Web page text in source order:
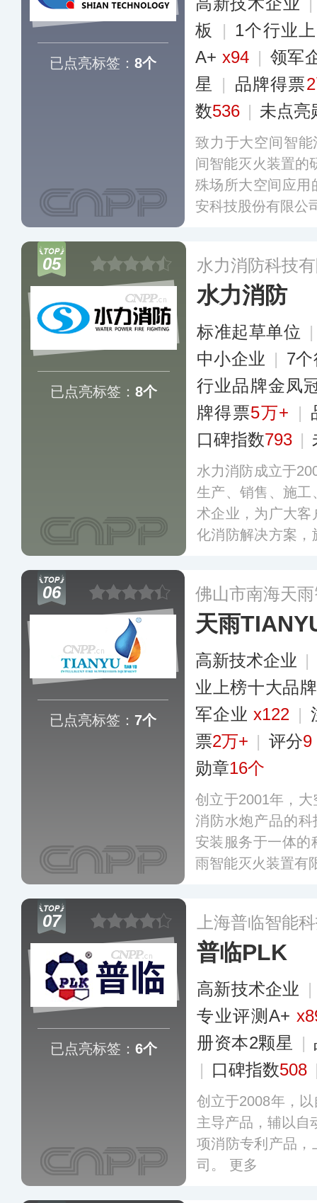
已点亮标签： 8个
板
| 1个行业
A+ x94 | 领军
星
| 品牌得票
数536 | 未点亮
致力于大空间智
间智能灭火装置的
殊场所大空间应用
安科技股份有限公
05
已点亮标签： 8个
水力消防科技
水力消防
标准起草单位
中小企业 | 7
行业品牌金凤
牌得票5万+ |
口碑指数793 |
水力消防成立于
生产、销售、施
术企业，为广大
化消防解决方案
06
已点亮标签： 7个
佛山市南海天
天雨
高新技术企业 |
业上榜十大品牌
军企业x122 |
票2万+ | 评分9
勋章16个
创立于2001年，
消防水炮产品的
安装服务于一体的
雨智能灭火装置有
07
已点亮标签： 6个
上海普临智能
普临PLK
高新技术企业 |
专业评测A+
册资本2颗星
|
| 口碑指数508
创立于2008年，
主导产品，辅以自
项消防专利产品
司。 更多